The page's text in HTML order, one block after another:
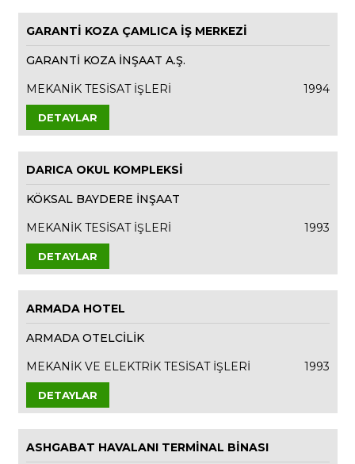
GARANTİ KOZA ÇAMLICA İŞ MERKEZİ
GARANTİ KOZA İNŞAAT A.Ş.
MEKANİK TESİSAT İŞLERİ
1994
DETAYLAR
DARICA OKUL KOMPLEKSİ
KÖKSAL BAYDERE İNŞAAT
MEKANİK TESİSAT İŞLERİ
1993
DETAYLAR
ARMADA HOTEL
ARMADA OTELCİLİK
MEKANİK VE ELEKTRİK TESİSAT İŞLERİ
1993
DETAYLAR
ASHGABAT HAVALANI TERMİNAL BİNASI